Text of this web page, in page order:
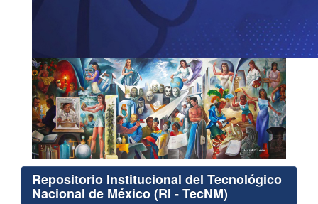
Repositorio Institucional del Tecnológico
Nacional de México (RI - TecNM)